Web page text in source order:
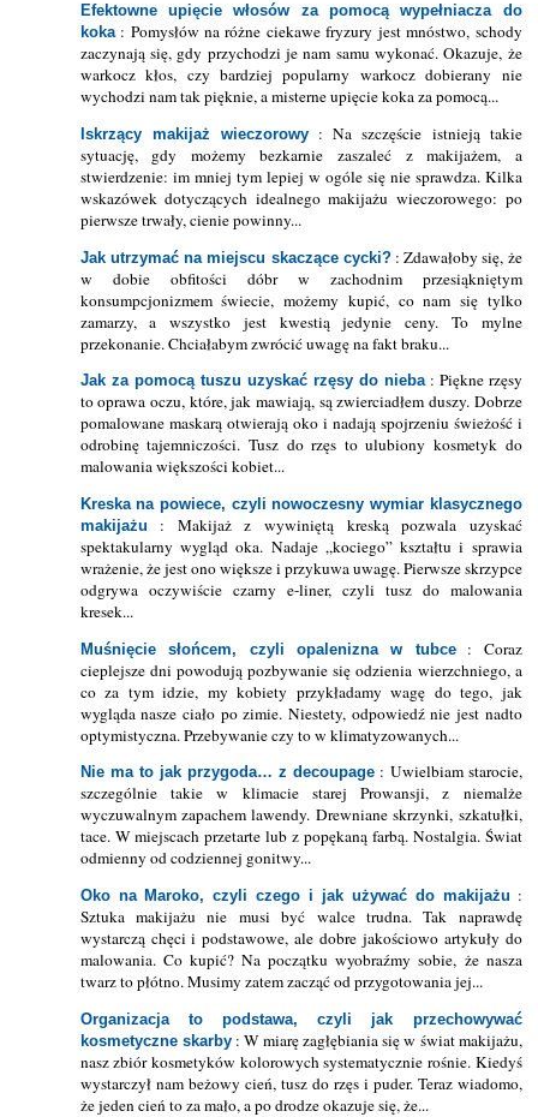
Efektowne upięcie włosów za pomocą wypełniacza do
koka: Pomysłów na różne ciekawe fryzury jest mnóstwo, schody
zaczynają się, gdy przychodzi je nam samu wykonać. Okazuje, że
warkocz kłos, czy bardziej popularny warkocz dobierany nie
wychodzi nam tak pięknie, a misterne upięcie koka za pomocą...
Iskrzący makijaż wieczorowy: Na szczęście istnieją takie
sytuację, gdy możemy bezkarnie zaszaleć z makijażem, a
stwierdzenie: im mniej tym lepiej w ogóle się nie sprawdza. Kilka
wskazówek dotyczących idealnego makijażu wieczorowego: po
pierwsze trwały, cienie powinny...
Jak utrzymać na miejscu skaczące cycki?: Zdawałoby się, że
w dobie obfitości dóbr w zachodnim przesiąkniętym
konsumpcjonizmem świecie, możemy kupić, co nam się tylko
zamarzy, a wszystko jest kwestią jedynie ceny. To mylne
przekonanie. Chciałabym zwrócić uwagę na fakt braku...
Jak za pomocą tuszu uzyskać rzęsy do nieba: Piękne rzęsy
to oprawa oczu, które, jak mawiają, są zwierciadłem duszy. Dobrze
pomalowane maskarą otwierają oko i nadają spojrzeniu świeżość i
odrobinę tajemniczości. Tusz do rzęs to ulubiony kosmetyk do
malowania większości kobiet...
Kreska na powiece, czyli nowoczesny wymiar klasycznego
makijażu
: Makijaż z wywiniętą kreską pozwala uzyskać
spektakularny wygląd oka. Nadaje „kociego” kształtu i sprawia
wrażenie, że jest ono większe i przykuwa uwagę. Pierwsze skrzypce
odgrywa oczywiście czarny e-liner, czyli tusz do malowania
kresek...
Muśnięcie słońcem, czyli opalenizna w tubce: Coraz
cieplejsze dni powodują pozbywanie się odzienia wierzchniego, a
co za tym idzie, my kobiety przykładamy wagę do tego, jak
wygląda nasze ciało po zimie. Niestety, odpowiedź nie jest nadto
optymistyczna. Przebywanie czy to w klimatyzowanych...
Nie ma to jak przygoda… z decoupage : Uwielbiam starocie,
szczególnie takie w klimacie starej Prowansji, z niemalże
wyczuwalnym zapachem lawendy. Drewniane skrzynki, szkatułki,
tace. W miejscach przetarte lub z popękaną farbą. Nostalgia. Świat
odmienny od codziennej gonitwy...
Oko na Maroko, czyli czego i jak używać do makijażu :
Sztuka makijażu nie musi być walce trudna. Tak naprawdę
wystarczą chęci i podstawowe, ale dobre jakościowo artykuły do
malowania. Co kupić? Na początku wyobraźmy sobie, że nasza
twarz to płótno. Musimy zatem zacząć od przygotowania jej...
Organizacja to podstawa, czyli jak przechowywać
kosmetyczne skarby: W miarę zagłębiania się w świat makijażu,
nasz zbiór kosmetyków kolorowych systematycznie rośnie. Kiedyś
wystarczył nam beżowy cień, tusz do rzęs i puder. Teraz wiadomo,
że jeden cień to za mało, a po drodze okazuje się, że...